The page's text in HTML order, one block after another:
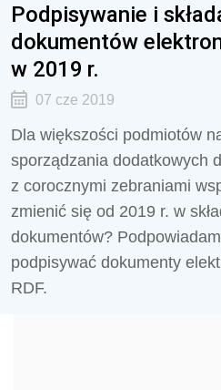
Podpisywanie i
dokumentów
w 2019 r.
07 cze 2019
Dla większości podmiotów
sporządzania dodatkowych
z corocznymi zebraniami
zmienić się od 2019 r. w
dokumentów?
podpisywać dokumenty
RDF.